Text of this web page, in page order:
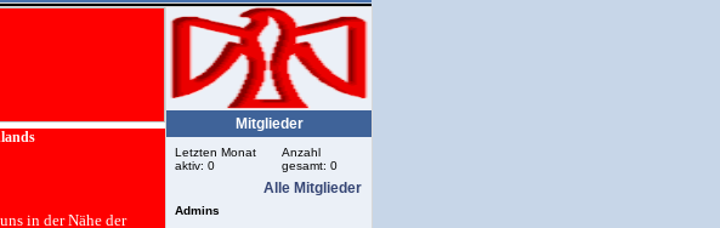
in der Nähe der
Mitglieder
Letzten Monat
aktiv: 0
Anzahl
gesamt: 0
Alle Mitglieder
Admins